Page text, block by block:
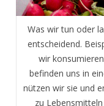
Was wir tun oder
entscheidend.
wir
befinden uns in
nützen wir sie und
zu